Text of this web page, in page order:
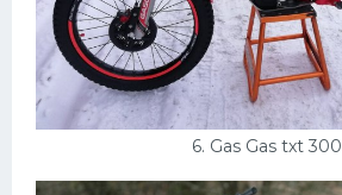
6. Gas Gas txt 300